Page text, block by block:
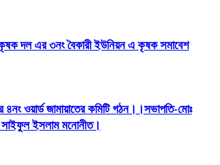
কৃষক দল এর ৩নং বৈকারী ইউনিয়ন এ কৃষক সমাবেশ
ওয়ার্ড জামায়াতের কমিটি গঠন।।সভাপতি-মোঃ
সাইফুল ইসলাম মনোনীত।